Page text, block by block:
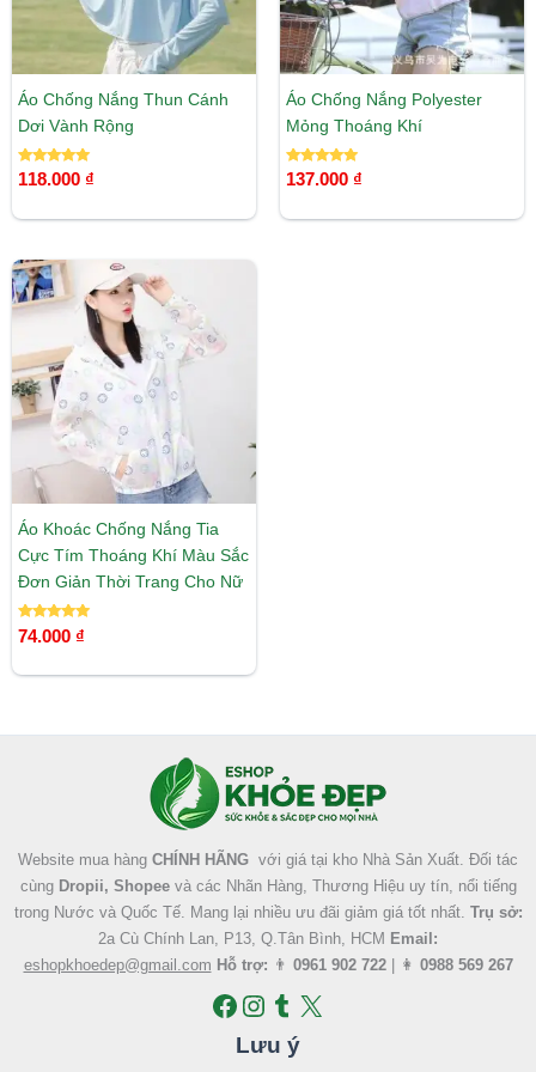
Áo Chống Nắng Thun Cánh
Dơi Vành Rộng
Được xếp
hạng
118.000 ₫
Áo Chống Nắng Polyester
Mỏng Thoáng Khí
Được xếp
hạng
137.000 ₫
Áo Khoác Chống Nắng Tia
Cực Tím Thoáng Khí Màu Sắc
Đơn Giản Thời Trang Cho Nữ
Được xếp
hạng
74.000 ₫
Website mua hàng CHÍNH HÃNG với giá tại kho Nhà Sản Xuất. Đối tác
cùng Dropii, Shopeevà các Nhãn Hàng, Thương Hiệu uy tín, nổi tiếng
trong Nước và Quốc Tế. Mang lại nhiều ưu đãi giảm giá tốt nhất. Trụ sở:
2a Cù Chính Lan, P13, Q.Tân Bình, HCM Email:
eshopkhoedep@gmail.com Hỗ trợ: 👨 0961 902 722| 👩 0988 569 267
Facebook
Instagram
Tumblr
X
Lưu ý